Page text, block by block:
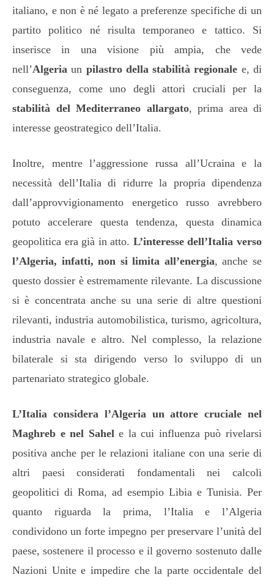
italiano, e non è né legato a preferenze specifiche di un
partito politico né risulta temporaneo e tattico. Si
inserisce in una visione più ampia, che vede
nell’Algeria un pilastro della stabilità regionale e, di
conseguenza, come uno degli attori cruciali per la
stabilità del Mediterraneo allargato, prima area di
interesse geostrategico dell’Italia.
Inoltre, mentre l’aggressione russa all’Ucraina e la
necessità dell’Italia di ridurre la propria dipendenza
dall’approvvigionamento energetico russo avrebbero
potuto accelerare questa tendenza, questa dinamica
geopolitica era già in atto. L’interesse dell’Italia verso
l’Algeria, infatti, non si limita all’energia, anche se
questo dossier è estremamente rilevante. La discussione
si è concentrata anche su una serie di altre questioni
rilevanti, industria automobilistica, turismo, agricoltura,
industria navale e altro. Nel complesso, la relazione
bilaterale si sta dirigendo verso lo sviluppo di un
partenariato strategico globale.
L’Italia considera l’Algeria un attore cruciale nel
Maghreb e nel Sahel e la cui influenza può rivelarsi
positiva anche per le relazioni italiane con una serie di
altri paesi considerati fondamentali nei calcoli
geopolitici di Roma, ad esempio Libia e Tunisia. Per
quanto riguarda la prima, l’Italia e l’Algeria
condividono un forte impegno per preservare l’unità del
paese, sostenere il processo e il governo sostenuto dalle
Nazioni Unite e impedire che la parte occidentale del